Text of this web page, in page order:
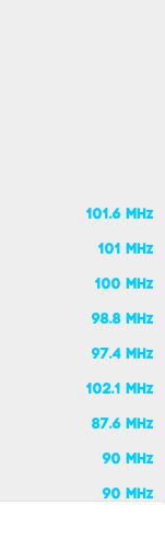
101.6 MHz
101 MHz
100 MHz
98.8 MHz
97.4 MHz
102.1 MHz
87.6 MHz
90 MHz
90 MHz